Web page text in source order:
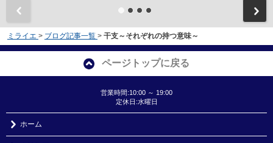
ミライエ > ブログ記事一覧 > 干支～それぞれの持つ意味～
ページトップに戻る
営業時間:10:00 ～ 19:00
定休日:水曜日
ホーム